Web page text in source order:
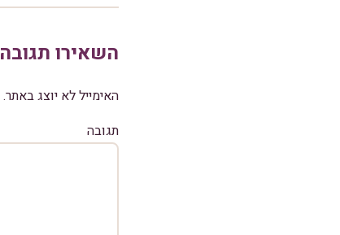
השאירו תגובה
האימייל לא יוצג באתר.
תגובה